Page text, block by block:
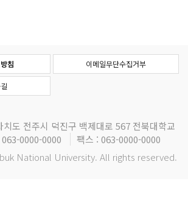
침 이메일무단수집거부
치도 전주시 덕진구 백제대로 567 전북대학교
0000-0000
팩스 : 063-0000-0000
National University. All rights reserved.